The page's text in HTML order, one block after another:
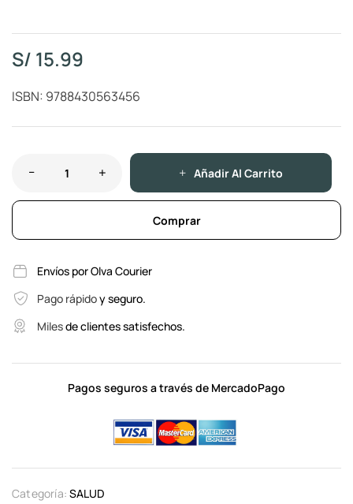
S/ 15.99
ISBN: 9788430563456
Añadir Al Carrito
Comprar
Envíos por Olva Courier
Pago rápidoy seguro.
Milesde clientes satisfechos.
Pagos seguros a través de MercadoPago
Categoría: SALUD